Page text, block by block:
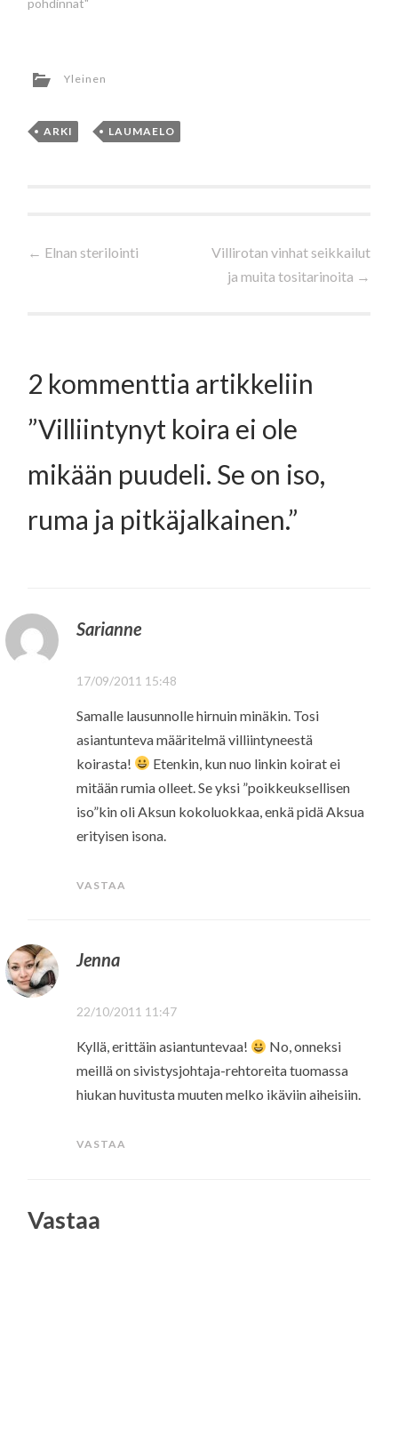
pohdinnat"
Yleinen
ARKI , LAUMAELO
Artikkelien
← Elnan sterilointi
Villirotan vinhat seikkailut
ja muita tositarinoita →
2 kommenttia artikkeliin
”Villiintynyt koira ei ole
mikään puudeli. Se on iso,
ruma ja pitkäjalkainen.”
Sarianne
17/09/2011 15:48
Samalle lausunnolle hirnuin minäkin. Tosi
asiantunteva määritelmä villiintyneestä
koirasta!
Etenkin, kun nuo linkin koirat ei
mitään rumia olleet. Se yksi ”poikkeuksellisen
iso”kin oli Aksun kokoluokkaa, enkä pidä Aksua
erityisen isona.
VASTAA
Jenna
22/10/2011 11:47
Kyllä, erittäin asiantuntevaa!
No, onneksi
meillä on sivistysjohtaja-rehtoreita tuomassa
hiukan huvitusta muuten melko ikäviin aiheisiin.
VASTAA
Vastaa